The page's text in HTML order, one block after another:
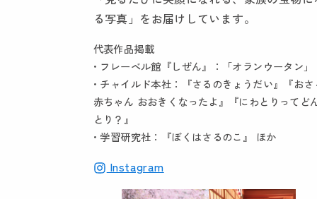
る写真」をお届けしています。
代表作品掲載
• フレーベル館『しぜん』：「オランウータン」
• チャイルド本社：『さるのきょうだい』『おさ
赤ちゃん おおきくなったよ』『にわとりってど
とり？』
• 学習研究社：『ぼくはさるのこ』 ほか
Instagram